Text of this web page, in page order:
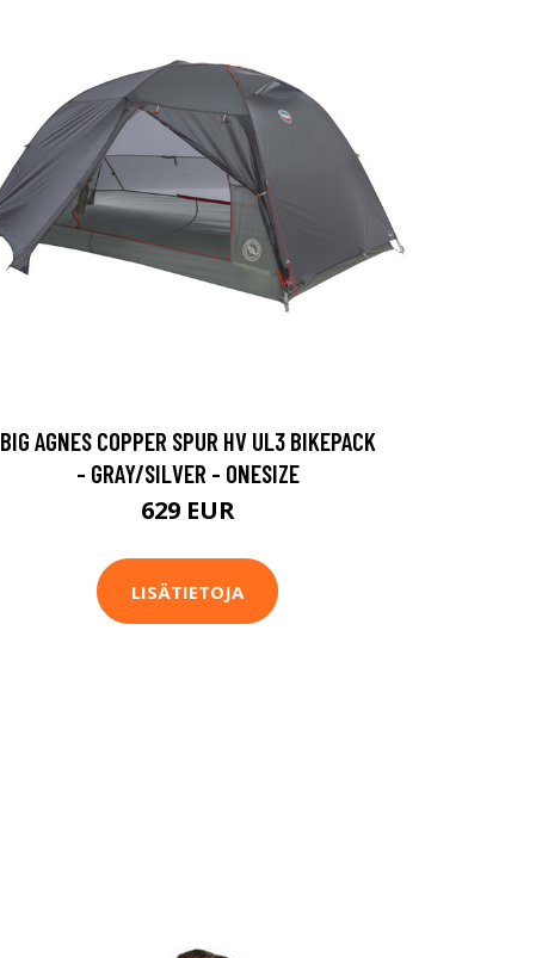
BIG AGNES COPPER SPUR HV UL3 BIKEPACK
- GRAY/SILVER - ONESIZE
629 EUR
LISÄTIETOJA